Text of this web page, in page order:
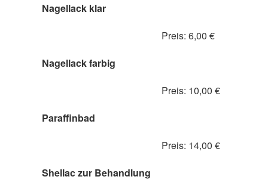
Nagellack klar
Preis: 6,00 €
Nagellack farbig
Preis: 10,00 €
Paraffinbad
Preis: 14,00 €
Shellac zur Behandlung